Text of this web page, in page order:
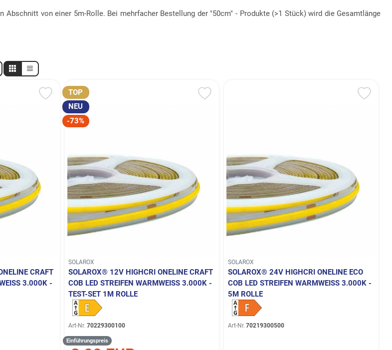
Abschnitt von einer 5m-Rolle. Bei mehrfacher Bestellung der "50cm" - Produkte (>1 Stück) wird die Gesamtlänge
CRAFT
3.000K - 5
TOP
NEU
-73%
SOLAROX
SOLAROX® 12V HIGHCRI ONELINE CRAFT
COB LED STREIFEN WARMWEISS 3.000K - T
EST-SET 1M ROLLE
Art-Nr. 70229300100
Einführungspreis
SOLAROX
SOLAROX® 24V HIGHCRI ONELINE ECO
COB LED STREIFEN WARMWEISS 3.000K - 5
M ROLLE
Art-Nr. 70219300500